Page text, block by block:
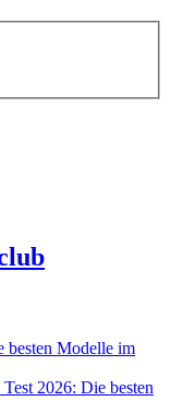
2026: Die besten